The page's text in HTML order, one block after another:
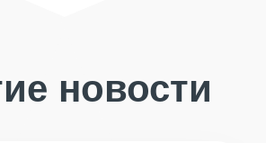
новости